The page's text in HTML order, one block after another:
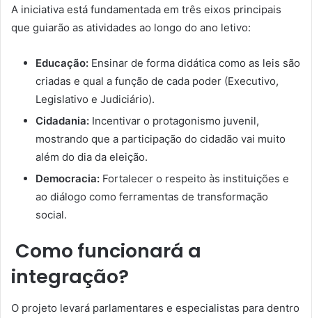
A iniciativa está fundamentada em três eixos principais
que guiarão as atividades ao longo do ano letivo:
Educação: Ensinar de forma didática como as leis são
criadas e qual a função de cada poder (Executivo,
Legislativo e Judiciário).
Cidadania: Incentivar o protagonismo juvenil,
mostrando que a participação do cidadão vai muito
além do dia da eleição.
Democracia: Fortalecer o respeito às instituições e
ao diálogo como ferramentas de transformação
social.
Como funcionará a
integração?
O projeto levará parlamentares e especialistas para dentro